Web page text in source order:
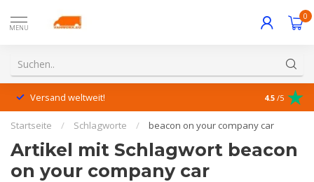
MENU
0
Versand weltweit! 4.5 /5
Startseite / Schlagworte / beacon on your company car
Artikel mit Schlagwort beacon
on your company car